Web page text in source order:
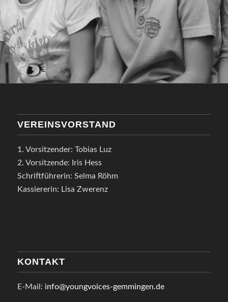
VEREINSVORSTAND
1. Vorsitzender: Tobias Luz
2. Vorsitzende: Iris Hess
Schriftführerin: Selma Röhm
Kassiererin: Lisa Zwerenz
KONTAKT
E-Mail: info@youngvoices-gemmingen.de